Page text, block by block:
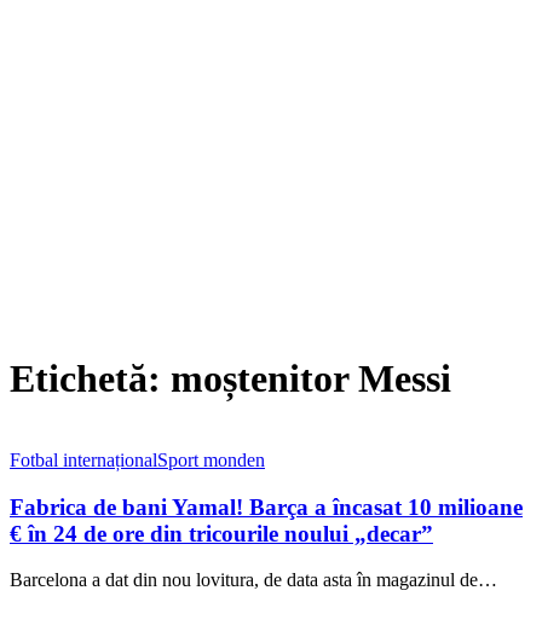
Etichetă: moștenitor Messi
Fotbal internaționalSport monden
Fabrica de bani Yamal! Barça a încasat 10 milioane
€ în 24 de ore din tricourile noului „decar”
Barcelona a dat din nou lovitura, de data asta în magazinul de…